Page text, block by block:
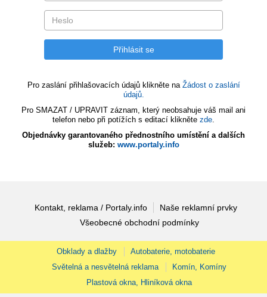
Pro zaslání přihlašovacích údajů klikněte na Žádost o zaslání
údajů.
Pro SMAZAT / UPRAVIT záznam, který neobsahuje váš mail ani
telefon nebo při potížích s editací klikněte zde.
Objednávky garantovaného přednostního umístění a dalších
služeb: www.portaly.info
Kontakt, reklama / Portaly.info
Naše reklamní prvky
Všeobecné obchodní podmínky
Obklady a dlažby
Autobaterie, motobaterie
Světelná a nesvětelná reklama
Komín, Komíny
Plastová okna, Hliníková okna